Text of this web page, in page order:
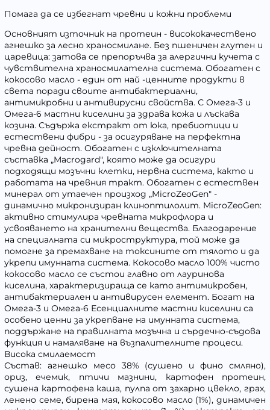
Помага да се избегнат чревни и кожни проблеми
Основният източник на протеин - висококачествено
агнешко за лесно храносмилане. Без пшеничен глутен и
царевица: затова се препоръчва за алергични кучета с
чувствителна храносмилателна система. Обогатен с
кокосово масло - един от най -ценните продукти в
света поради своите антибактериални,
антимикробни и антивирусни свойства. С Омега-3 и
Омега-6 мастни киселини за здрава кожа и лъскава
козина. Съдържа екстракт от юка, пребиотици и
естествени фибри - за осигуряване на перфектна
чревна дейност. Обогатен с изключителната
съставка „Macrogard", която може да осигури
подходящи мозъчни клетки, нервна система, както и
работата на чревния тракт. Обогатен с естествен
минерал от утаечен произход „MicroZeoGen" -
динамично микронизиран клиноптилолит. MicroZeoGen:
активно стимулира чревната микрофлора и
усвояването на хранителни вещества. Благодарение
на специалната си микроструктура, той може да
помогне за премахване на токсините от тялото и да
укрепи имунната система. Кокосово масло 100% чисто
кокосово масло се състои главно от лауринова
киселина, характеризираща се като антимикробен,
антибактериален и антивирусен елемент. Богат на
Омега-3 и Омега-6 Есенциалните мастни киселини са
особено ценни за укрепване на имунната система,
поддържане на правилната мозъчна и сърдечно-съдова
функция и намаляване на възпалителните процеси.
Висока смилаемост
Състав: агнешко месо 38% (сушено и фино смляно),
ориз, ечемик, птичи мазнини, картофен протеин,
сушена картофена каша, пулпа от захарно цвекло, грах,
ленено семе, бирена мая, кокосово масло (1%), динамичен